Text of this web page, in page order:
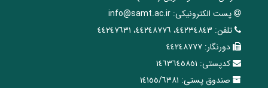
پست الکترونیکی: info@samt.ac.ir
تلفن: ٤٤٢٣٤٨٤٣، ٤٤٢٤٨٧٧٦، ٤٤٢٤٧٦٣١
دورنگار: ٤٤٢٤٨٧٧٧
کدپستی: ١٤٦٣٦٤٥٨٥١
صندوق پستی: ١٤١٥٥/٦٣٨١